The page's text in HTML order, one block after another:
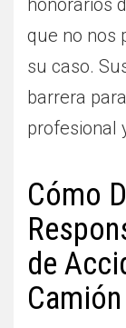
que no nos
su caso.
barrera
profesional
Cómo
de
Camión